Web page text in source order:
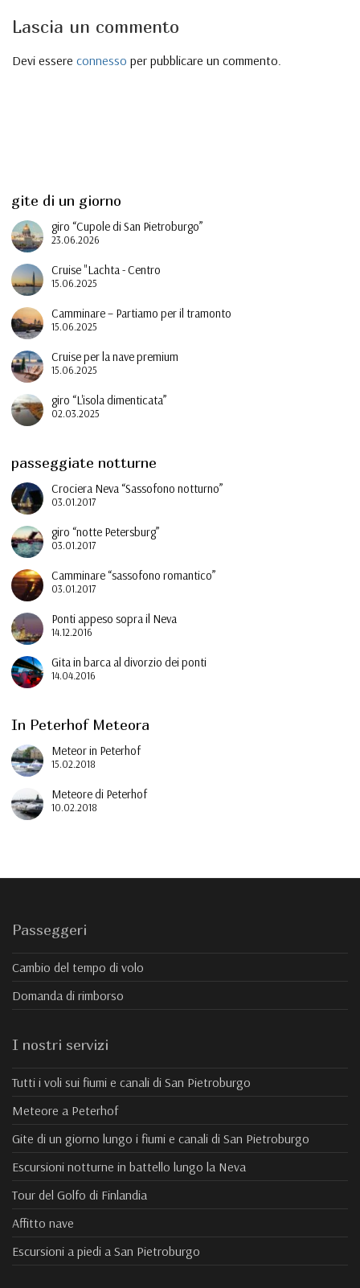
Lascia un commento
Devi essere connesso per pubblicare un commento.
gite di un giorno
giro “Cupole di San Pietroburgo”
23.06.2026
Cruise "Lachta - Centro
15.06.2025
Camminare – Partiamo per il tramonto
15.06.2025
Cruise per la nave premium
15.06.2025
giro “L'isola dimenticata”
02.03.2025
passeggiate notturne
Crociera Neva “Sassofono notturno”
03.01.2017
giro “notte Petersburg”
03.01.2017
Camminare “sassofono romantico”
03.01.2017
Ponti appeso sopra il Neva
14.12.2016
Gita in barca al divorzio dei ponti
14.04.2016
In Peterhof Meteora
Meteor in Peterhof
15.02.2018
Meteore di Peterhof
10.02.2018
Passeggeri
Cambio del tempo di volo
Domanda di rimborso
I nostri servizi
Tutti i voli sui fiumi e canali di San Pietroburgo
Meteore a Peterhof
Gite di un giorno lungo i fiumi e canali di San Pietroburgo
Escursioni notturne in battello lungo la Neva
Tour del Golfo di Finlandia
Affitto nave
Escursioni a piedi a San Pietroburgo